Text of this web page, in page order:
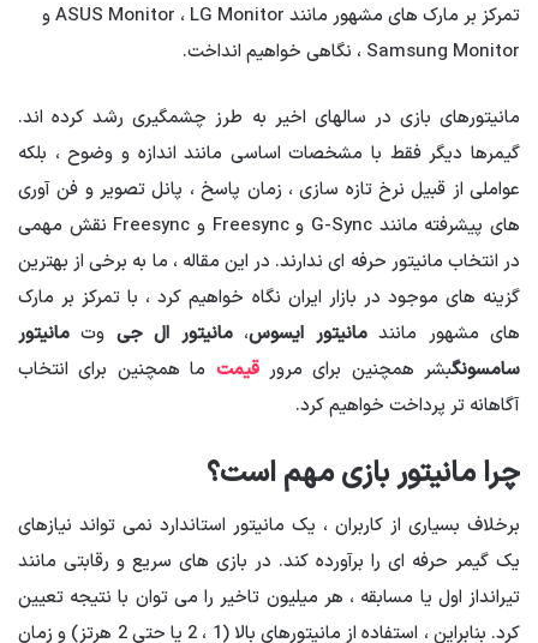
تمرکز بر مارک های مشهور مانند ASUS Monitor ، LG Monitor و
Samsung Monitor ، نگاهی خواهیم انداخت.
مانیتورهای بازی در سالهای اخیر به طرز چشمگیری رشد کرده اند.
گیمرها دیگر فقط با مشخصات اساسی مانند اندازه و وضوح ، بلکه
عواملی از قبیل نرخ تازه سازی ، زمان پاسخ ، پانل تصویر و فن آوری
های پیشرفته مانند G-Sync و Freesync و Freesync نقش مهمی
در انتخاب مانیتور حرفه ای ندارند. در این مقاله ، ما به برخی از بهترین
گزینه های موجود در بازار ایران نگاه خواهیم کرد ، با تمرکز بر مارک
های مشهور مانندمانیتور ایسوس،مانیتور ال جی وت مانیتور
سامسونگبشر همچنین برای مرور قیمت ما همچنین برای انتخاب
آگاهانه تر پرداخت خواهیم کرد.
چرا مانیتور بازی مهم است؟
برخلاف بسیاری از کاربران ، یک مانیتور استاندارد نمی تواند نیازهای
یک گیمر حرفه ای را برآورده کند. در بازی های سریع و رقابتی مانند
تیرانداز اول یا مسابقه ، هر میلیون تاخیر را می توان با نتیجه تعیین
کرد. بنابراین ، استفاده از مانیتورهای بالا (1 ، 2 یا حتی 2 هرتز) و زمان